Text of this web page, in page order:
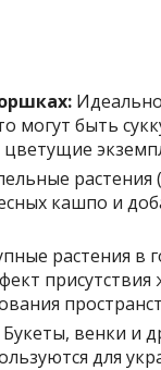
могут быть
цветущие
кашпо и
растения в
Букеты, венки и
для